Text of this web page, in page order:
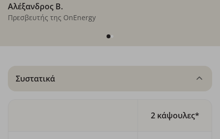
Αλέξανδρος B.
Πρεσβευτής της OnEnergy
Συστατικά
2 κάψουλες*